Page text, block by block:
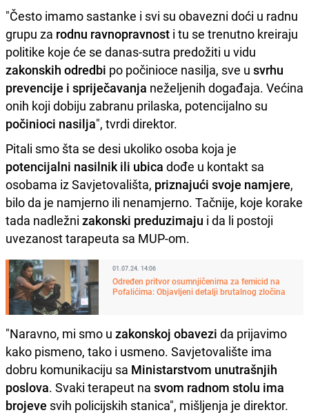
"Često imamo sastanke i svi su obavezni doći u radnu
grupu za rodnu ravnopravnost i tu se trenutno kreiraju
politike koje će se danas-sutra predožiti u vidu
zakonskih odredbi po počinioce nasilja, sve u svrhu
prevencije i spriječavanja neželjenih događaja. Većina
onih koji dobiju zabranu prilaska, potencijalno su
počinioci nasilja", tvrdi direktor.
Pitali smo šta se desi ukoliko osoba koja je
potencijalni nasilnik ili ubica dođe u kontakt sa
osobama iz Savjetovališta, priznajući svoje namjere,
bilo da je namjerno ili nenamjerno. Tačnije, koje korake
tada nadležni zakonski preduzimaju i da li postoji
uvezanost tarapeuta sa MUP-om.
01.07.24. 14:06
Određen pritvor osumnjičenima za femicid na
Pofalićima: Objavljeni detalji brutalnog zločina
"Naravno, mi smo u zakonskoj obavezi da prijavimo
kako pismeno, tako i usmeno. Savjetovalište ima
dobru komunikaciju sa Ministarstvom unutrašnjih
poslova. Svaki terapeut na svom radnom stolu ima
brojeve svih policijskih stanica", mišljenja je direktor.